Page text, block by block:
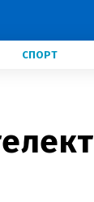
СПОРТ